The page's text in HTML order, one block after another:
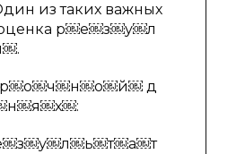
из таких важных
р￼е￼з￼у￼л
д